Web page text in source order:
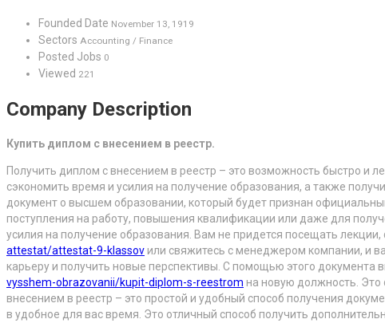
Founded Date November 13, 1919
Sectors Accounting / Finance
Posted Jobs 0
Viewed 221
Company Description
Купить диплом с внесением в реестр.
Получить диплом с внесением в реестр – это возможность быстро и
сэкономить время и усилия на получение образования, а также
документ о высшем образовании, который будет признан
поступления на работу, повышения квалификации или даже для
усилия на получение образования. Вам не придется посещать
attestat/attestat-9-klassov или свяжитесь с менеджером компании, и
карьеру и получить новые перспективы. С помощью этого
vysshem-obrazovanii/kupit-diplom-s-reestrom на новую должность. Это
внесением в реестр – это простой и удобный способ получения
в удобное для вас время. Это отличный способ получить